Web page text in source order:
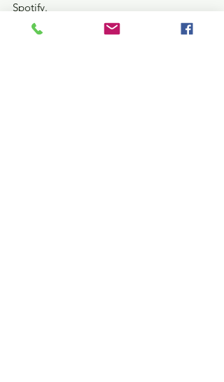
Spotify.